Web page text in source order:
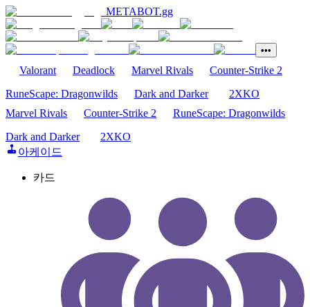
METABOT.gg
•••
Valorant Deadlock Marvel Rivals
Counter-Strike 2
RuneScape: Dragonwilds
Dark and Darker
2XKO
Marvel Rivals
Counter-Strike 2
RuneScape: Dragonwilds
Dark and Darker
2XKO
아케이드
카드